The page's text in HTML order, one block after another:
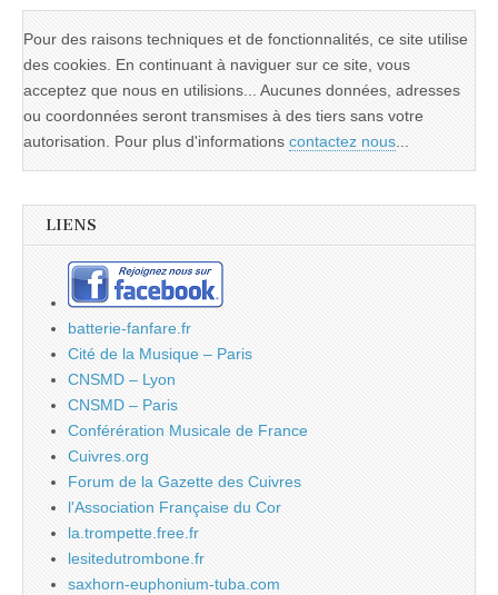
Pour des raisons techniques et de fonctionnalités, ce site utilise
des cookies. En continuant à naviguer sur ce site, vous
acceptez que nous en utilisions... Aucunes données, adresses
ou coordonnées seront transmises à des tiers sans votre
autorisation. Pour plus d'informations contactez nous
LIENS
batterie-fanfare.fr
Cité de la Musique – Paris
CNSMD – Lyon
CNSMD – Paris
Conférération Musicale de France
Cuivres.org
Forum de la Gazette des Cuivres
l'Association Française du Cor
la.trompette.free.fr
lesitedutrombone.fr
saxhorn-euphonium-tuba.com